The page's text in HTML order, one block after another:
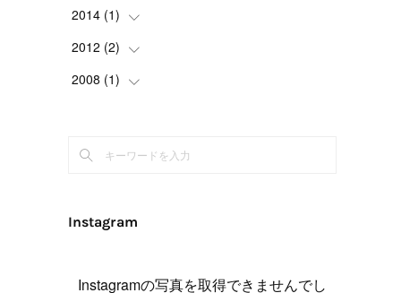
(1
(2
(3
(2
(1
(1
(2
(1
(1
(1
2014 (1)
(1
2012 (2)
(2
2008 (1)
Instagram
Instagramの写真を取得できませんでし